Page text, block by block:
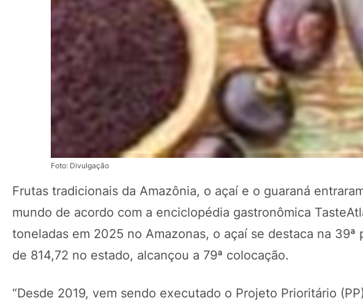
Foto: Divulgação
Frutas tradicionais da Amazônia, o açaí e o guaraná
mundo de acordo com a enciclopédia gastronômica
toneladas em 2025 no Amazonas, o açaí se destaca na
de 814,72 no estado, alcançou a 79ª colocação.
“Desde 2019, vem sendo executado o Projeto Prioritário